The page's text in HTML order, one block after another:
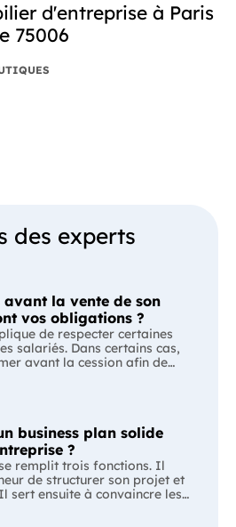
d'entreprise à Paris
75006
des experts
la vente de son
vos obligations ?
de respecter certaines
salariés. Dans certains cas,
avant la cession afin de
de présenter une offre
à une obligation
salariés. Cette obligation
de commerce ou la cession
société. Le délai
taille de l'entreprise. Les
business plan solide
?
remplit trois fonctions. Il
de structurer son projet et
sert ensuite à convaincre les
financiers de l'accompagner.